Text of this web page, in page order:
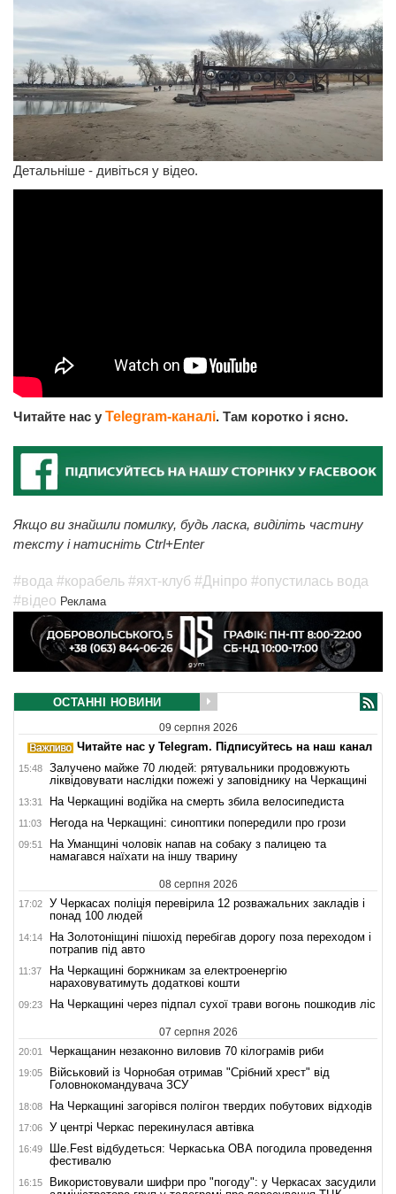
Детальніше - дивіться у відео.
Читайте нас у Telegram-каналі. Там коротко і ясно.
Якщо ви знайшли помилку, будь ласка, виділіть частину
тексту і натисніть Ctrl+Enter
#вода #корабель #яхт-клуб #Дніпро #опустилась вода
#відео Реклама
ОСТАННІ НОВИНИ
09 серпня 2026
Читайте нас у Telegram. Підписуйтесь на наш канал
15:48
Залучено майже 70 людей: рятувальники продовжують
ліквідовувати наслідки пожежі у заповіднику на Черкащині
13:31 На Черкащині водійка на смерть збила велосипедиста
11:03 Негода на Черкащині: синоптики попередили про грози
09:51
На Уманщині чоловік напав на собаку з палицею та
намагався наїхати на іншу тварину
08 серпня 2026
17:02
У Черкасах поліція перевірила 12 розважальних закладів і
понад 100 людей
14:14
На Золотоніщині пішохід перебігав дорогу поза переходом і
потрапив під авто
11:37
На Черкащині боржникам за електроенергію
нараховуватимуть додаткові кошти
09:23 На Черкащині через підпал сухої трави вогонь пошкодив ліс
07 серпня 2026
20:01 Черкащанин незаконно виловив 70 кілограмів риби
19:05
Військовий із Чорнобая отримав "Срібний хрест" від
Головнокомандувача ЗСУ
18:08 На Черкащині загорівся полігон твердих побутових відходів
17:06 У центрі Черкас перекинулася автівка
16:49
Ше.Fest відбудеться: Черкаська ОВА погодила проведення
фестивалю
16:15
Використовували шифри про "погоду": у Черкасах засудили